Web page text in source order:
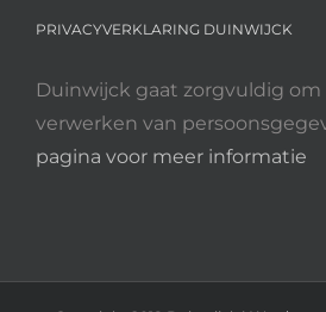
PRIVACYVERKLARING DUINWIJCK
Duinwijck gaat zorgvuldig
verwerken van
pagina voor meer informatie